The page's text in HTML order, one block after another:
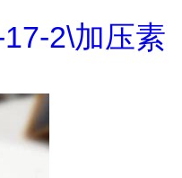
2\加压素